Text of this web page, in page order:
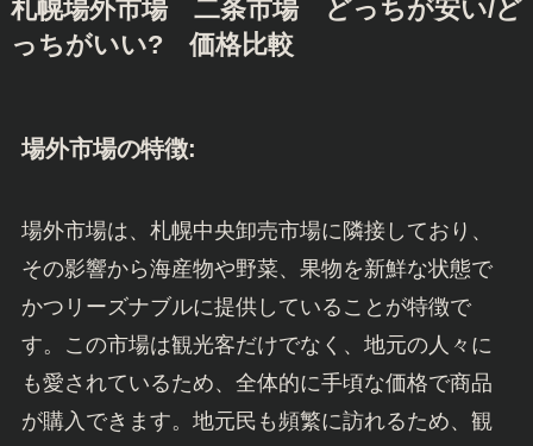
札幌場外市場 二条市場 どっちが安い/ど
っちがいい? 価格比較
場外市場の特徴:
場外市場は、札幌中央卸売市場に隣接しており、
その影響から海産物や野菜、果物を新鮮な状態で
かつリーズナブルに提供していることが特徴で
す。この市場は観光客だけでなく、地元の人々に
も愛されているため、全体的に手頃な価格で商品
が購入できます。地元民も頻繁に訪れるため、観